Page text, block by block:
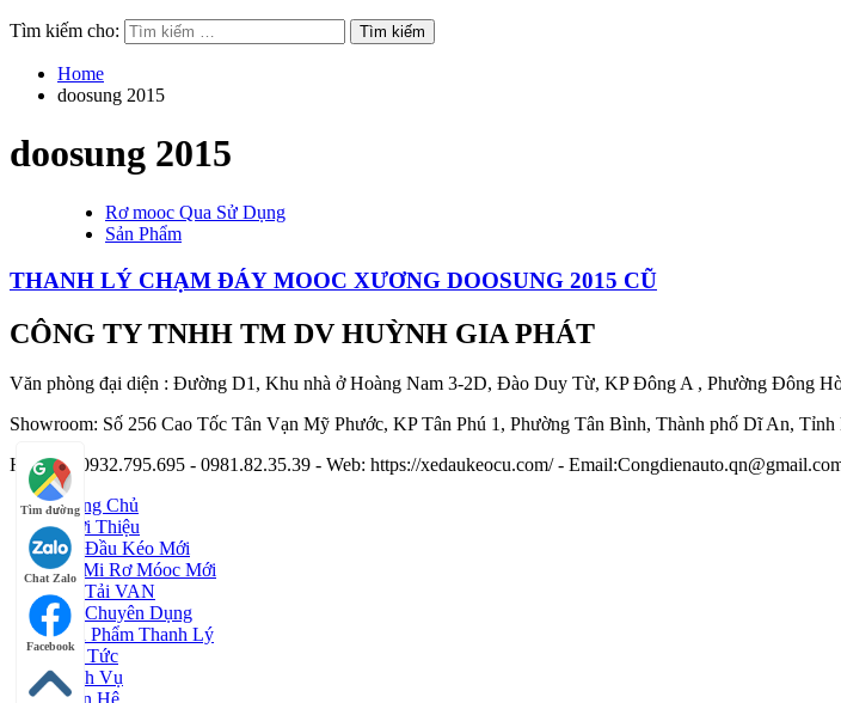
Tìm kiếm cho:
Home
doosung 2015
doosung 2015
Rơ mooc Qua Sử Dụng
Sản Phẩm
THANH LÝ CHẠM ĐÁY MOOC XƯƠNG DOOSUNG 2015 CŨ
CÔNG TY TNHH TM DV HUỲNH GIA PHÁT
Văn phòng đại diện : Đường D1, Khu nhà ở Hoàng Nam 3-2D, Đào Duy Từ, KP Đông A , Phường Đông
Showroom: Số 256 Cao Tốc Tân Vạn Mỹ Phước, KP Tân Phú 1, Phường Tân Bình, Thành phố Dĩ An,
Hotline : 0932.795.695 - 0981.82.35.39 - Web: https://xedaukeocu.com/ -
Tìm đường
Chat Zalo
Facebook
Trang Chủ
Giới Thiệu
Xe Đầu Kéo Mới
Sơ Mi Rơ Móoc Mới
Xe Tải VAN
Xe Chuyên Dụng
Sản Phẩm Thanh Lý
Tin Tức
Dịch Vụ